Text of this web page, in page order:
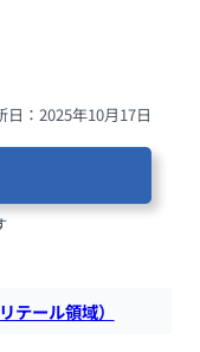
日：2025年10月17日
テール領域）